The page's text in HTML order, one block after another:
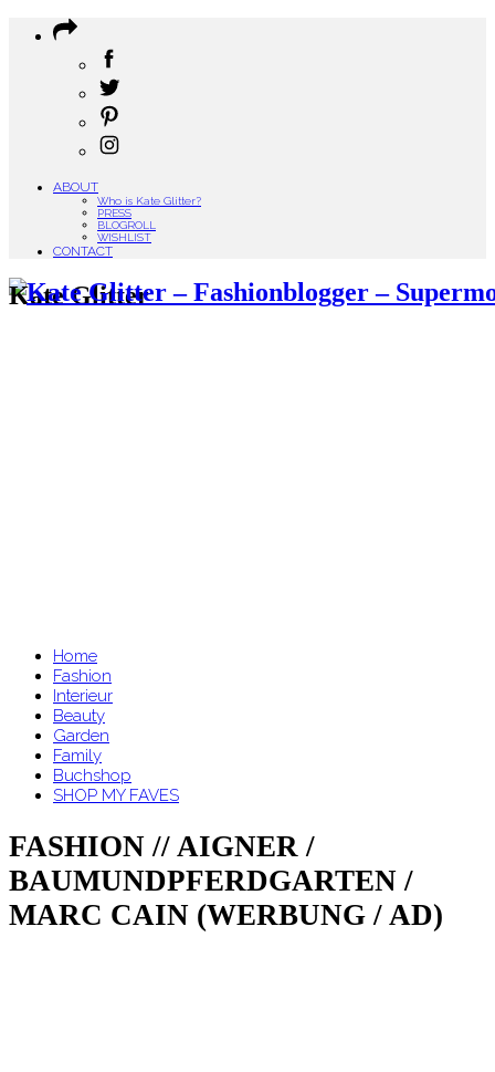
ABOUT
Who is Kate Glitter?
PRESS
BLOGROLL
WISHLIST
CONTACT
Kate Glitter
Home
Fashion
Interieur
Beauty
Garden
Family
Buchshop
SHOP MY FAVES
FASHION // AIGNER /
BAUMUNDPFERDGARTEN /
MARC CAIN (WERBUNG / AD)